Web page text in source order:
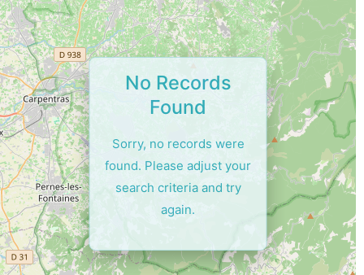
No Records
Found
Sorry, no records were
found. Please adjust your
search criteria and try
again.